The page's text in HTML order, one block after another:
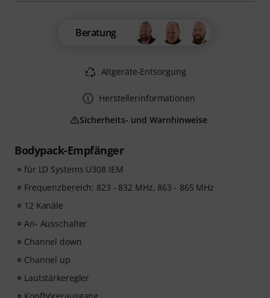
Bodypack-Empfänger
für LD Systems U308 IEM
Frequenzbereich: 823 - 832 MHz, 863 - 865 MHz
12 Kanäle
An- Ausschalter
Channel down
Channel up
Lautstärkeregler
Beratung
Altgeräte-Entsorgung
Herstellerinformationen
Sicherheits- und Warnhinweise